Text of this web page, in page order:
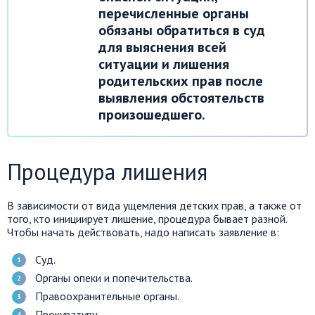
перечисленные органы
обязаны обратиться в суд
для выяснения всей
ситуации и лишения
родительских прав после
выявления обстоятельств
произошедшего.
Процедура лишения
В зависимости от вида ущемления детских прав, а также от
того, кто инициирует лишение, процедура бывает разной.
Чтобы начать действовать, надо написать заявление в:
Суд.
Органы опеки и попечительства.
Правоохранительные органы.